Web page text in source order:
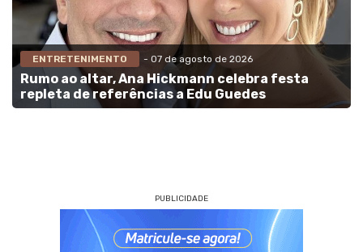
ENTRETENIMENTO - 07 de agosto de 2026
Rumo ao altar, Ana Hickmann celebra festa
repleta de referências a Edu Guedes
PUBLICIDADE